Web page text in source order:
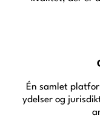
Én samlet
ydelser og